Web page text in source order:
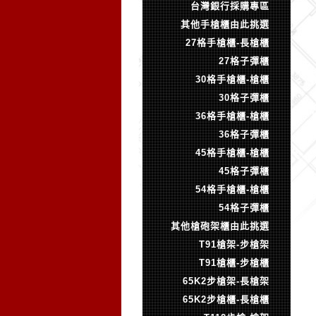
台灣銀行採購專區
其他手槍櫃由此挑選
27格手槍櫃-長槍櫃
27格子彈櫃
30格手槍櫃-槍櫃
30格子彈櫃
36格手槍櫃-槍櫃
36格子彈櫃
45格手槍櫃-槍櫃
45格子彈櫃
54格手槍櫃-槍櫃
54格子彈櫃
其他槍砲架櫃由此挑選
T91槍架-步槍架
T91槍櫃-步槍櫃
65K2步槍架-長槍架
65K2步槍櫃-長槍櫃